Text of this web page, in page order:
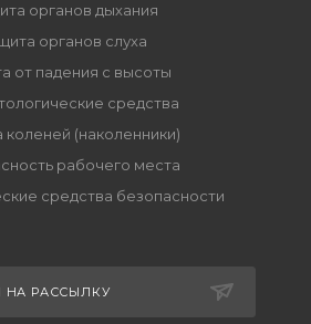
органов дыхания
органов слуха
от падения с высоты
средства
коленей (наколенники)
рабочего места
средства безопасности
НА РАССЫЛКУ